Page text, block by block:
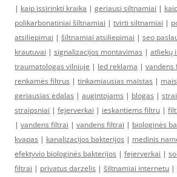
| kaip issirinkti kraika | geriausi siltnamiai |
polikarbonatiniai šiltnamiai | tvirti siltnamiai |
atsiliepimai | šiltnamiai atsiliepimai | seo
krautuvai | signalizacijos montavimas | atliekų
traumatologas vilniuje | led reklama | vandens
renkamės filtrus | tinkamiausias maistas |
geriausias ėdalas | augintojams | blogas |
straipsniai | fejerverkai | ieskantiems filtru |
| vandens filtrai | vandens filtrai | biologinės
kvapas | kanalizacijos bakterijos | medinis
efektyvio biologinės bakterijos | fejerverkai |
filtrai | privatus darzelis | šiltnamiai internetu |